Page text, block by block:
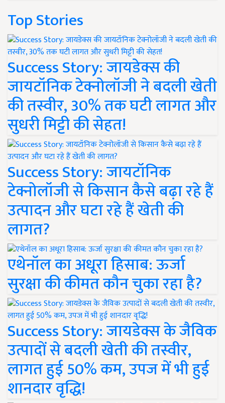
Top Stories
Success Story: जायडेक्स की
जायटॉनिक टेक्नोलॉजी ने बदली खेती
की तस्वीर, 30% तक घटी लागत और
सुधरी मिट्टी की सेहत!
Success Story: जायटॉनिक
टेक्नोलॉजी से किसान कैसे बढ़ा रहे हैं
उत्पादन और घटा रहे हैं खेती की
लागत?
एथेनॉल का अधूरा हिसाब: ऊर्जा
सुरक्षा की कीमत कौन चुका रहा है?
Success Story: जायडेक्स के जैविक
उत्पादों से बदली खेती की तस्वीर,
लागत हुई 50% कम, उपज में भी हुई
शानदार वृद्धि!